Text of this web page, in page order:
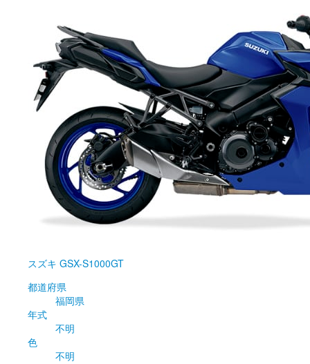
スズキ GSX-S1000GT
都道府県
福岡県
年式
不明
色
不明